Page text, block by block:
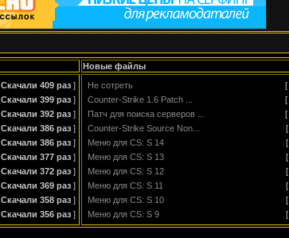
Новые файлы
Скачали 409 раз ]
Скачали 399 раз ]
Скачали 392 раз ]
Скачали 386 раз ]
Скачали 386 раз ]
Скачали 377 раз ]
Скачали 372 раз ]
Скачали 369 раз ]
Скачали 358 раз ]
Скачали 356 раз ]
Не сотреть [
Counter-Strike 1.6 Patch ...
[
Патч для поиска серверов ...
[
Counter-Strike Source Non...
[
Меню для CS: S 14
[
Меню для CS: S 13
[
Меню для CS: S 12
[
Меню для CS: S 11
[
Меню для CS: S 10
[
Меню для CS: S 9
[